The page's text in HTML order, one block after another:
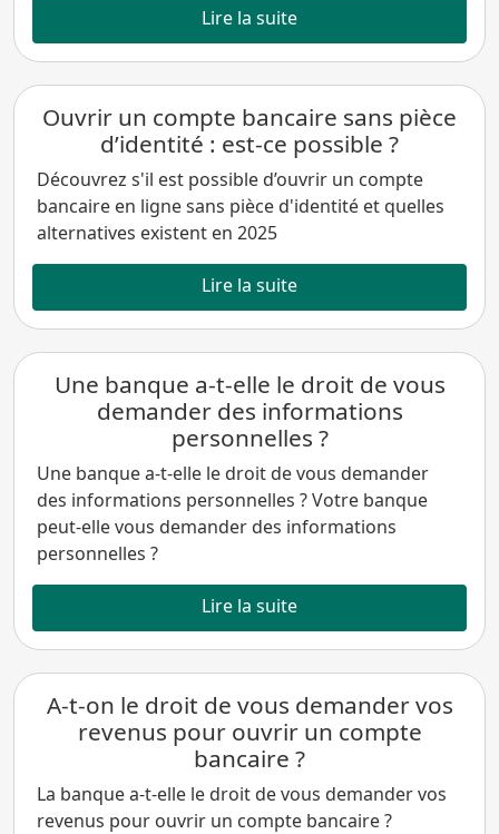
Lire la suite
Ouvrir un compte bancaire sans pièce
d’identité : est-ce possible ?
Découvrez s'il est possible d’ouvrir un compte
bancaire en ligne sans pièce d'identité et quelles
alternatives existent en 2025
Lire la suite
Une banque a-t-elle le droit de vous
demander des informations
personnelles ?
Une banque a-t-elle le droit de vous demander
des informations personnelles ? Votre banque
peut-elle vous demander des informations
personnelles ?
Lire la suite
A-t-on le droit de vous demander vos
revenus pour ouvrir un compte
bancaire ?
La banque a-t-elle le droit de vous demander vos
revenus pour ouvrir un compte bancaire ?